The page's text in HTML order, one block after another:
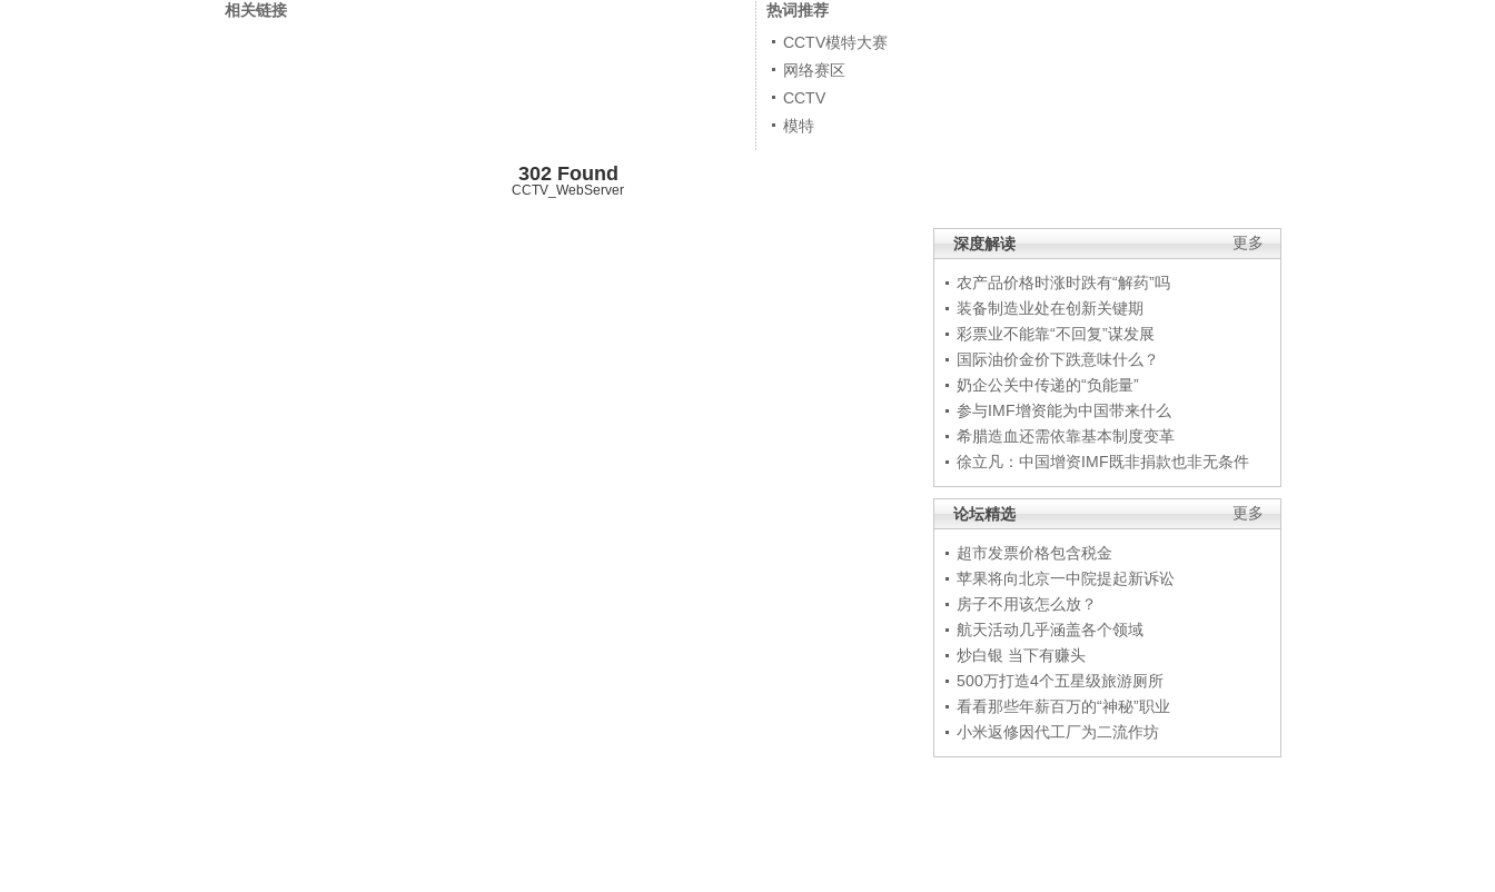
更多
深度解读
农产品价格时涨时跌有“解药”吗
装备制造业处在创新关键期
彩票业不能靠“不回复”谋发展
国际油价金价下跌意味什么？
奶企公关中传递的“负能量”
参与IMF增资能为中国带来什么
希腊造血还需依靠基本制度变革
徐立凡：中国增资IMF既非捐款也非无条件
更多
论坛精选
超市发票价格包含税金
苹果将向北京一中院提起新诉讼
房子不用该怎么放？
航天活动几乎涵盖各个领域
炒白银 当下有赚头
500万打造4个五星级旅游厕所
看看那些年薪百万的“神秘”职业
小米返修因代工厂为二流作坊
相关链接
热词推荐
CCTV模特大赛
网络赛区
CCTV
模特
302 Found
CCTV_WebServer